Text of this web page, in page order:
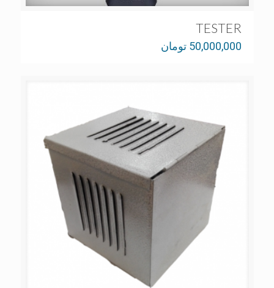
TESTER
50,000,000 تومان